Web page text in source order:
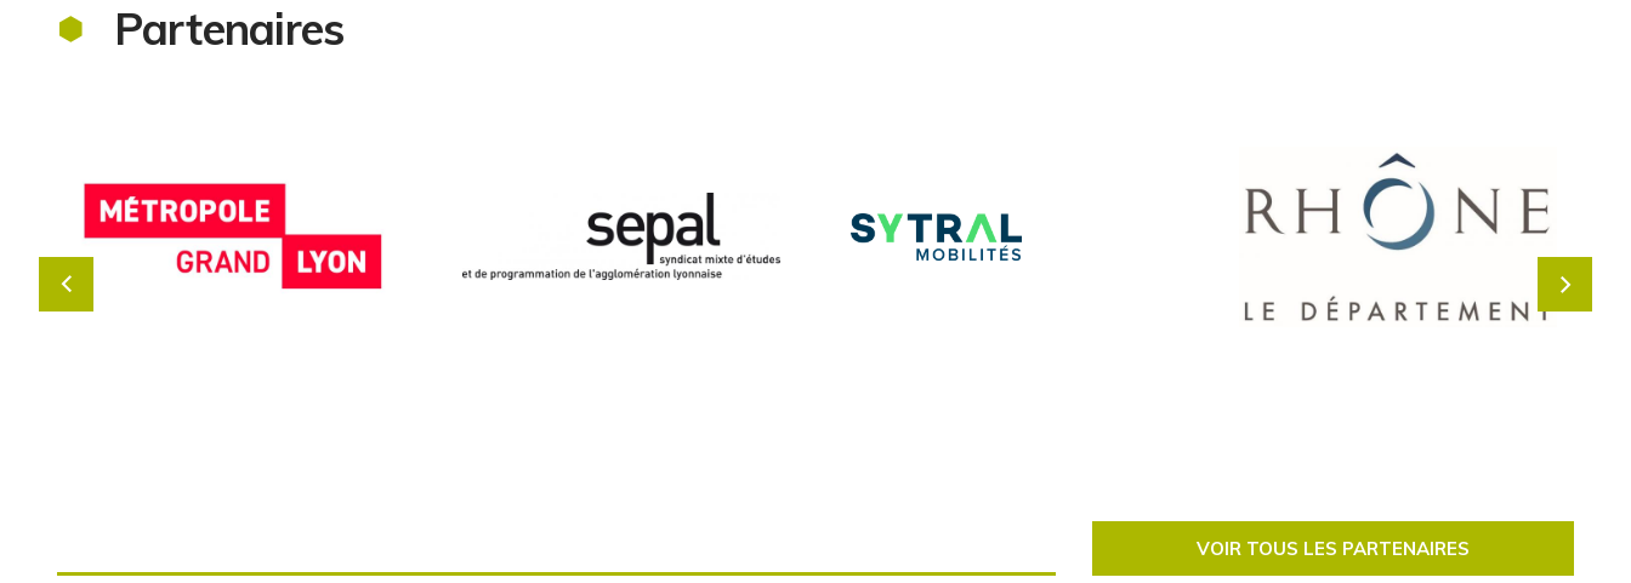
Partenaires
VOIR TOUS LES PARTENAIRES